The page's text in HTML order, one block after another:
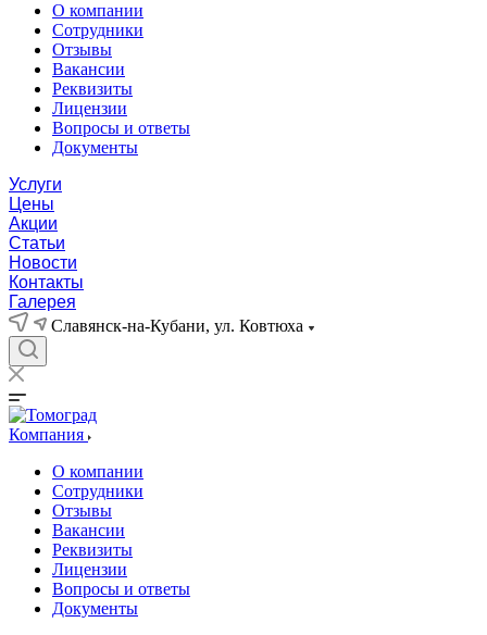
О компании
Сотрудники
Отзывы
Вакансии
Реквизиты
Лицензии
Вопросы и ответы
Документы
Услуги
Цены
Акции
Статьи
Новости
Контакты
Галерея
Славянск-на-Кубани, ул. Ковтюха
Компания
О компании
Сотрудники
Отзывы
Вакансии
Реквизиты
Лицензии
Вопросы и ответы
Документы